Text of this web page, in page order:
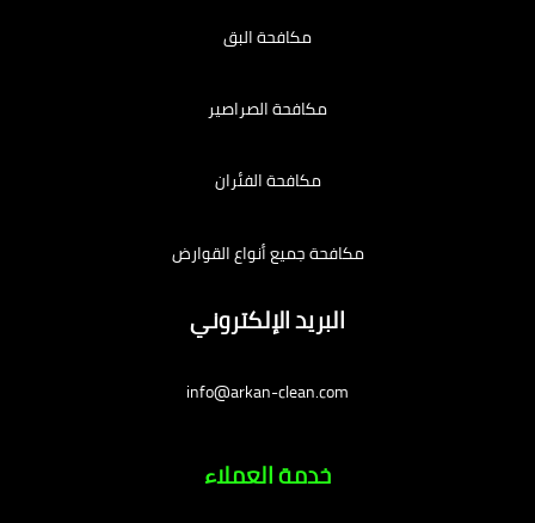
مكافحة البق
مكافحة الصراصير
مكافحة الفئران
مكافحة جميع أنواع القوارض
البريد الإلكتروني
info@arkan-clean.com
خدمة العملاء